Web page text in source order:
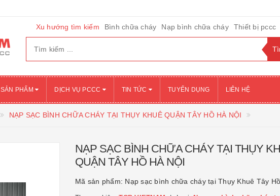
Xu hướng tìm kiếm Bình chữa cháy Nạp bình chữa cháy Thiết bị pccc
SẢN PHẨM DỊCH VỤ PCCC TIN TỨC TUYỂN DỤNG LIÊN HỆ
NẠP SẠC BÌNH CHỮA CHÁY TẠI THỤY KHUÊ QUẬN TÂY HỒ HÀ NỘI
NẠP SẠC BÌNH CHỮA CHÁY TẠI THỤY
QUẬN TÂY HỒ HÀ NỘI
Mã sản phẩm: Nạp sạc bình chữa cháy tại Thụy Khuê Tây Hồ